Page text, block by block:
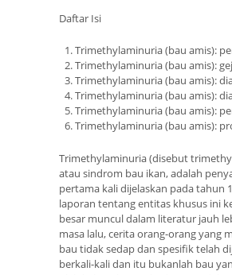
Daftar Isi
Trimethylaminuria (bau amis):
Trimethylaminuria (bau amis):
Trimethylaminuria (bau amis):
Trimethylaminuria (bau amis):
Trimethylaminuria (bau amis):
Trimethylaminuria (bau amis):
Trimethylaminuria (disebut
atau sindrom bau ikan, adalah
pertama kali dijelaskan pada tahun
laporan tentang entitas khusus ini
besar muncul dalam literatur jauh
masa lalu, cerita orang-orang yang
bau tidak sedap dan spesifik telah
berkali-kali dan itu bukanlah bau